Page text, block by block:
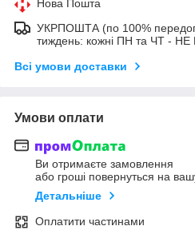
Нова Пошта
УКРПОШТА (по 100%
тиждень: кожні ПН та ЧТ -
Всі умови доставки
Умови оплати
Ви отримаєте замовлення
або гроші повернуться на
Детальніше
Оплатити частинами